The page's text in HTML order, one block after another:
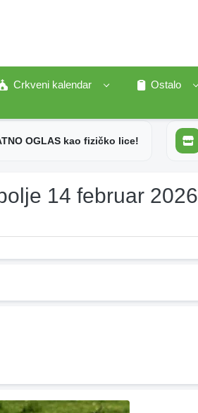
Crkveni kalendar
Ostalo
OGLAS kao fizičko lice!
14 februar 2026